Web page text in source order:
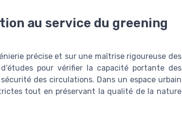
au service du greening
précise et sur une maîtrise rigoureuse des
pour vérifier la capacité portante des
des circulations. Dans un espace urbain
tout en préservant la qualité de la nature